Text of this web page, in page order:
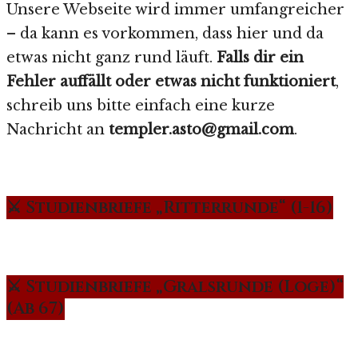
Unsere Webseite wird immer umfangreicher
– da kann es vorkommen, dass hier und da
etwas nicht ganz rund läuft. Falls dir ein
Fehler auffällt oder etwas nicht funktioniert,
schreib uns bitte einfach eine kurze
Nachricht an templer.asto@gmail.com.
⚔️ Studienbriefe „Ritterrunde“ (1-16)
⚔️ Studienbriefe „Gralsrunde (Loge)“
(Ab 67)